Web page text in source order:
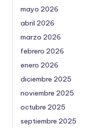
mayo 2026
abril 2026
marzo 2026
febrero 2026
enero 2026
diciembre 2025
noviembre 2025
octubre 2025
septiembre 2025